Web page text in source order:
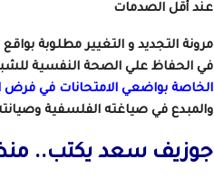
عند أقل الصدمات
مرونة التجديد و التغيير مطلوبة
في الحفاظ علي الصحة النفسية
الخاصة بواضعي الامتحانات في فرض
والمبدع في صياغته الفلسفية وصيانته
جوزيف سعد يكتب..